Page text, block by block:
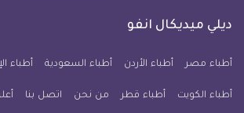
فيسبوكتويتر
يوتيوب
معلومة
للآيفون
ديلي ميديكال انفو
أطباء مصر أطباء الأردن أطباء السعودية أطباء
أطباء الكويت أطباء قطر من نحن اتصل بنا